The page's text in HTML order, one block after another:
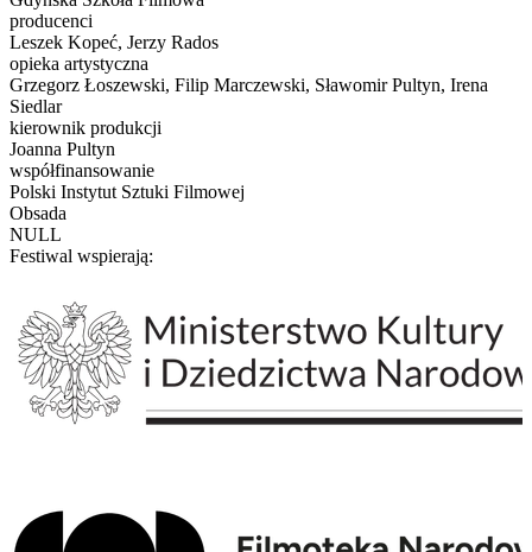
producenci
Leszek Kopeć, Jerzy Rados
opieka artystyczna
Grzegorz Łoszewski, Filip Marczewski, Sławomir Pultyn, Irena
Siedlar
kierownik produkcji
Joanna Pultyn
współfinansowanie
Polski Instytut Sztuki Filmowej
Obsada
NULL
Festiwal wspierają: